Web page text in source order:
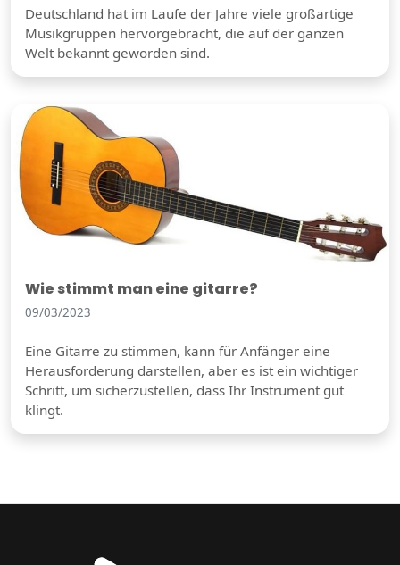
Deutschland hat im Laufe der Jahre viele großartige
Musikgruppen hervorgebracht, die auf der ganzen
Welt bekannt geworden sind.
Wie stimmt man eine gitarre?
09/03/2023
Eine Gitarre zu stimmen, kann für Anfänger eine
Herausforderung darstellen, aber es ist ein wichtiger
Schritt, um sicherzustellen, dass Ihr Instrument gut
klingt.